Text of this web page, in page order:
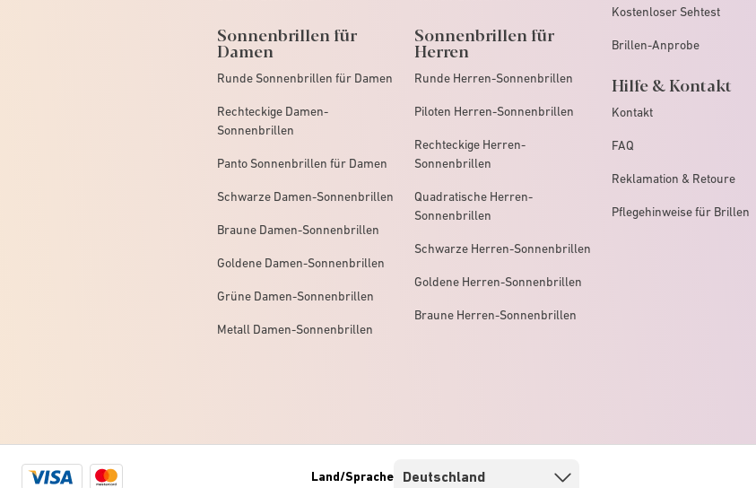
Sonnenbrillen für
Damen
Runde Sonnenbrillen für Damen
Rechteckige Damen-
Sonnenbrillen
Panto Sonnenbrillen für Damen
Schwarze Damen-Sonnenbrillen
Braune Damen-Sonnenbrillen
Goldene Damen-Sonnenbrillen
Grüne Damen-Sonnenbrillen
Metall Damen-Sonnenbrillen
Sonnenbrillen für
Herren
Runde Herren-Sonnenbrillen
Piloten Herren-Sonnenbrillen
Rechteckige Herren-
Sonnenbrillen
Quadratische Herren-
Sonnenbrillen
Schwarze Herren-Sonnenbrillen
Goldene Herren-Sonnenbrillen
Braune Herren-Sonnenbrillen
Kostenloser Sehtest
Brillen-Anprobe
Hilfe & Kontakt
Kontakt
FAQ
Reklamation & Retoure
Pflegehinweise für Brillen
Visa
Mastercard
Land/Sprache